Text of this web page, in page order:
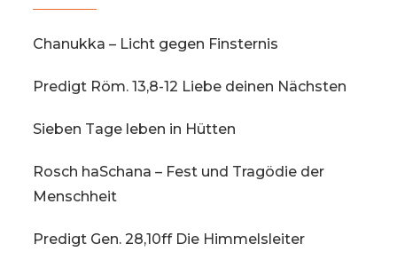
Chanukka – Licht gegen Finsternis
Predigt Röm. 13,8-12 Liebe deinen Nächsten
Sieben Tage leben in Hütten
Rosch haSchana – Fest und Tragödie der
Menschheit
Predigt Gen. 28,10ff Die Himmelsleiter